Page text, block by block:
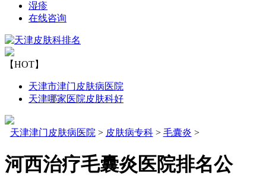
湿疹
在线咨询
【HOT】
天津市津门皮肤病医院
天津哪家医院皮肤科好
天津津门皮肤病医院 > 皮肤病专科> 毛囊炎 >
河西治疗毛囊炎医院排名公